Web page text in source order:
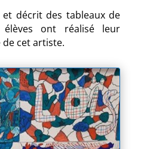
décrit des tableaux de
élèves ont réalisé leur
cet artiste.